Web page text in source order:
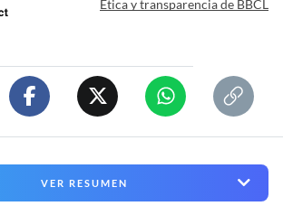
Ética y transparencia de BBCL
VER RESUMEN